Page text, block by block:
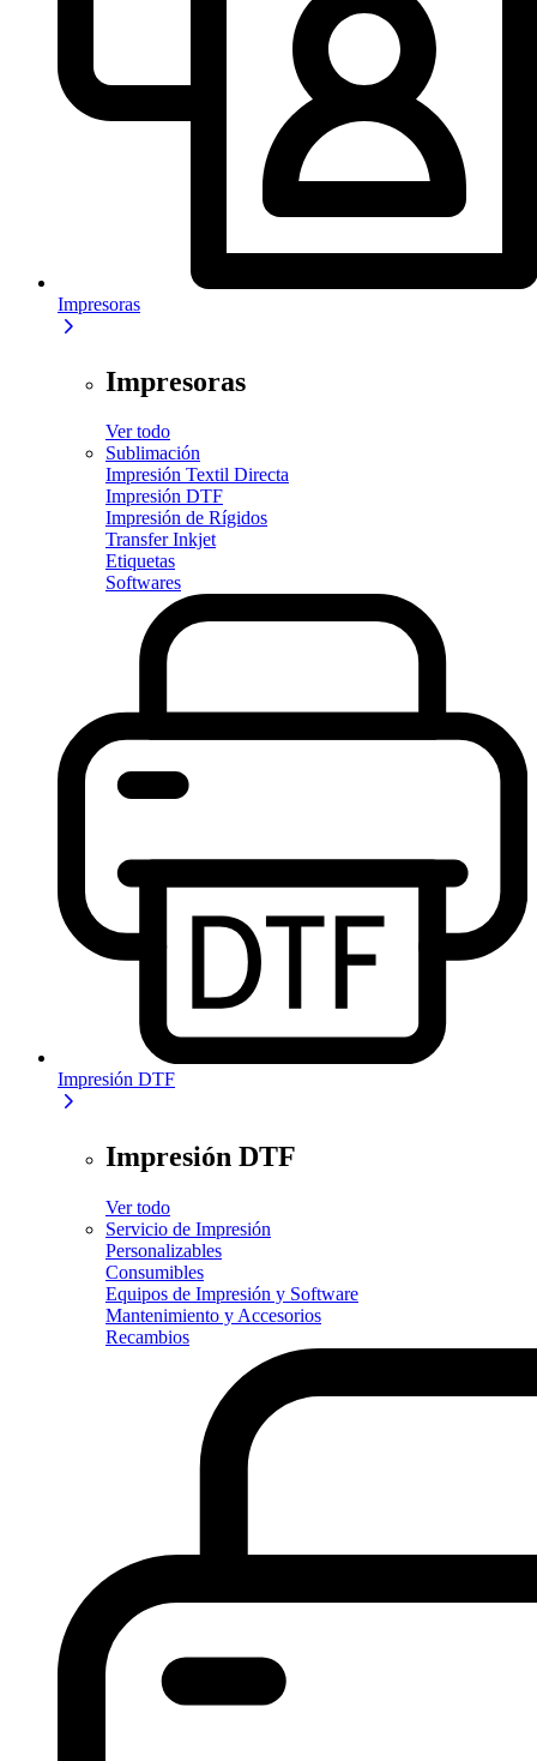
Impresoras
Impresoras
Ver todo
Sublimación
Impresión Textil Directa
Impresión DTF
Impresión de Rígidos
Transfer Inkjet
Etiquetas
Softwares
Impresión DTF
Impresión DTF
Ver todo
Servicio de Impresión
Personalizables
Consumibles
Equipos de Impresión y Software
Mantenimiento y Accesorios
Recambios